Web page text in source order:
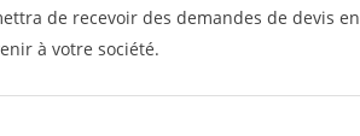
de recevoir des demandes de devis en
à votre société.